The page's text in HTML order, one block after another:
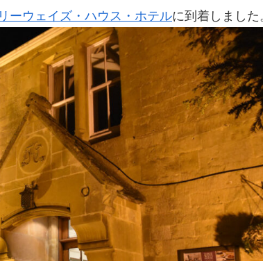
ーウェイズ・ハウス・ホテルに到着しました